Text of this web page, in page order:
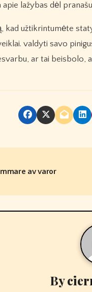
lažybas dėl
užtikrintumėte
valdyti savo
ar tai
av varor
By